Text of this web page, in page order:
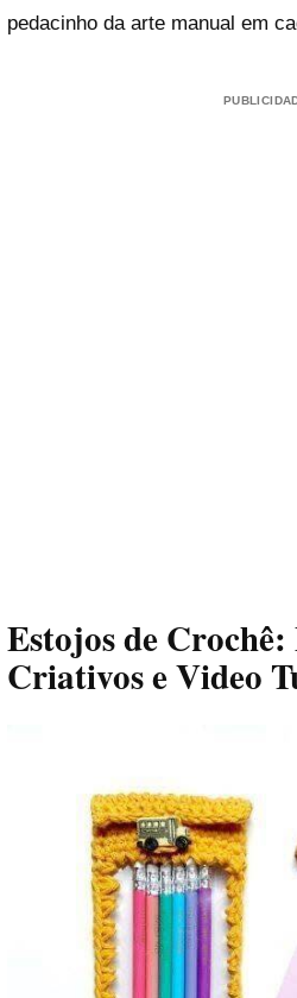
pedacinho da arte manual em
Estojos de
Criativos e Video